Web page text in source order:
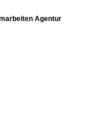
Agentur